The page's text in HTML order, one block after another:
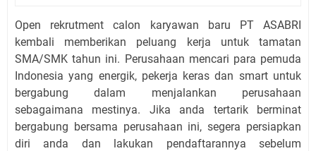
Open rekrutment calon karyawan baru PT ASABRI
kembali memberikan peluang kerja untuk tamatan
SMA/SMK tahun ini. Perusahaan mencari para pemuda
Indonesia yang energik, pekerja keras dan smart untuk
bergabung dalam menjalankan perusahaan
sebagaimana mestinya. Jika anda tertarik berminat
bergabung bersama perusahaan ini, segera persiapkan
diri anda dan lakukan pendaftarannya sebelum